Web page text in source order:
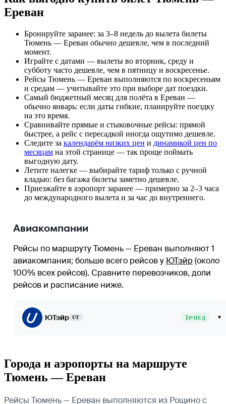
Ереван
Бронируйте заранее: за 3–8 недель до вылета билеты
Тюмень — Ереван обычно дешевле, чем в последний
момент.
Играйте с датами — вылеты во вторник, среду и
субботу часто дешевле, чем в пятницу и воскресенье.
Рейсы Тюмень — Ереван выполняются по воскресеньям
и средам — учитывайте это при выборе дат поездки.
Самый бюджетный месяц для полёта в Ереван —
обычно январь: если даты гибкие, планируйте поездку
на это время.
Сравнивайте прямые и стыковочные рейсы: прямой
быстрее, а рейс с пересадкой иногда ощутимо дешевле.
Следите за календарём низких цен и динамикой цен по
месяцам на этой странице — так проще поймать
выгодную дату.
Летите налегке — выбирайте тариф только с ручной
кладью: без багажа билеты заметно дешевле.
Приезжайте в аэропорт заранее — примерно за 2–3 часа
до международного вылета и за час до внутреннего.
Авиакомпании
Рейсы по маршруту Тюмень — Ереван выполняют 1
авиакомпания; больше всего рейсов у ЮТэйр(около
100% всех рейсов). Сравните перевозчиков, доли
рейсов и расписание ниже.
ЮТэйр UT 1Р/НЕД ▾
Города и аэропорты на маршруте
Тюмень — Ереван
Рейсы Тюмень — Ереван выполняются из Рощино с